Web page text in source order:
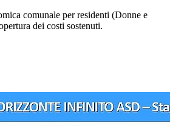
comunale per residenti (Donne e
dei costi sostenuti.